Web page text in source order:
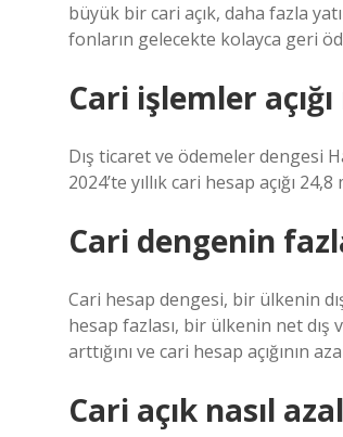
büyük bir cari açık, daha fazla
fonların gelecekte kolayca geri
Cari işlemler
Dış ticaret ve ödemeler dengesi
2024’te yıllık cari hesap açığı
Cari dengenin
Cari hesap dengesi, bir ülkenin
hesap fazlası, bir ülkenin net
arttığını ve cari hesap açığının
Cari açık nasıl